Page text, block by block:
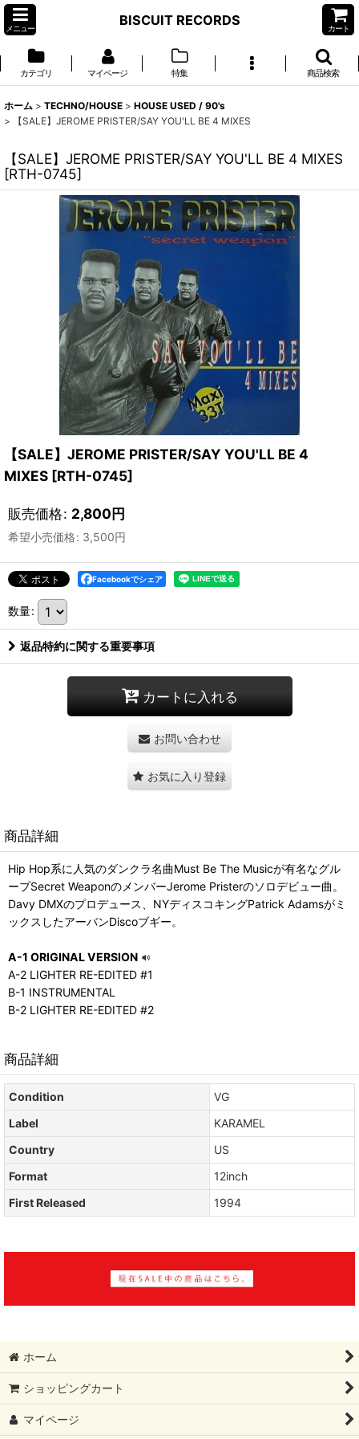
メニュー
BISCUIT RECORDS
カート
カテゴリ マイページ 特集 商品検索
ホーム > TECHNO/HOUSE > HOUSE USED / 90's
>
【SALE】JEROME PRISTER/SAY YOU'LL BE 4 MIXES
【SALE】JEROME PRISTER/SAY YOU'LL BE 4 MIXES
[RTH-0745]
【SALE】JEROME PRISTER/SAY YOU'LL BE 4
MIXES [RTH-0745]
販売価格: 2,800円
希望小売価格: 3,500円
Facebookでシェア
数量:
返品特約に関する重要事項
カートに入れる
お問い合わせ
お気に入り登録
商品詳細
Hip Hop系に人気のダンクラ名曲Must Be The Musicが有名なグル
ープSecret WeaponのメンバーJerome Pristerのソロデビュー曲。
Davy DMXのプロデュース、NYディスコキングPatrick Adamsがミ
ックスしたアーバンDiscoブギー。
A-1 ORIGINAL VERSION
A-2 LIGHTER RE-EDITED #1
B-1 INSTRUMENTAL
B-2 LIGHTER RE-EDITED #2
商品詳細
Condition
VG
Label
KARAMEL
Country
US
Format
12inch
First Released
1994
ホーム
ショッピングカート
マイページ